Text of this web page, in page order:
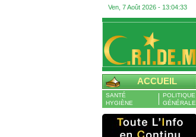
Ven, 7 Août 2026 - 13:04:34
ACCUEIL
SANTÉ
HYGIÈNE
POLITIQUE
GÉNÉRALE